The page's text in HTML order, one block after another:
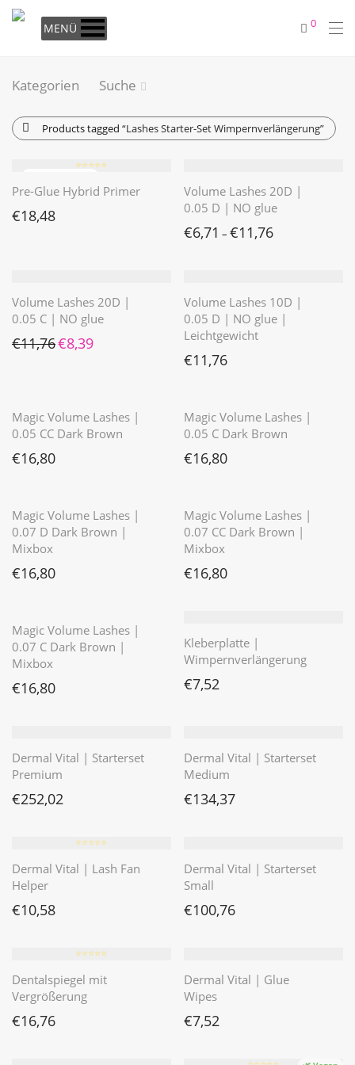
MENÜ 0
Kategorien Suche
Products tagged “Lashes Starter-Set Wimpernverlängerung”
⭐️⭐️⭐️⭐️⭐️
Pre-Glue Hybrid Primer
€18,48
Volume Lashes 20D |
0.05 D | NO glue
€6,71 – €11,76
Volume Lashes 20D |
0.05 C | NO glue
€11,76 Ursprünglicher Preis war: €11,76
€8,39Aktueller Preis ist: €8,39.
Volume Lashes 10D |
0.05 D | NO glue |
Leichtgewicht
€11,76
Magic Volume Lashes |
0.05 CC Dark Brown
€16,80
Magic Volume Lashes |
0.05 C Dark Brown
€16,80
Magic Volume Lashes |
0.07 D Dark Brown |
Mixbox
€16,80
Magic Volume Lashes |
0.07 CC Dark Brown |
Mixbox
€16,80
Magic Volume Lashes |
0.07 C Dark Brown |
Mixbox
€16,80
Kleberplatte |
Wimpernverlängerung
€7,52
Dermal Vital | Starterset
Premium
€252,02
Dermal Vital | Starterset
Medium
€134,37
⭐️⭐️⭐️⭐️⭐️
Dermal Vital | Lash Fan
Helper
€10,58
Dermal Vital | Starterset
Small
€100,76
⭐️⭐️⭐️⭐️⭐️
Dentalspiegel mit
Vergrößerung
€16,76
Dermal Vital | Glue
Wipes
€7,52